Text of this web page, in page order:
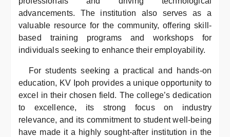
advancements. The institution also serves as a
valuable resource for the community, offering skill-
based training programs and workshops for
individuals seeking to enhance their employability.
For students seeking a practical and hands-on
education, KV Ipoh provides a unique opportunity to
excel in their chosen field. The college’s dedication
to excellence, its strong focus on industry
relevance, and its commitment to student well-being
have made it a highly sought-after institution in the